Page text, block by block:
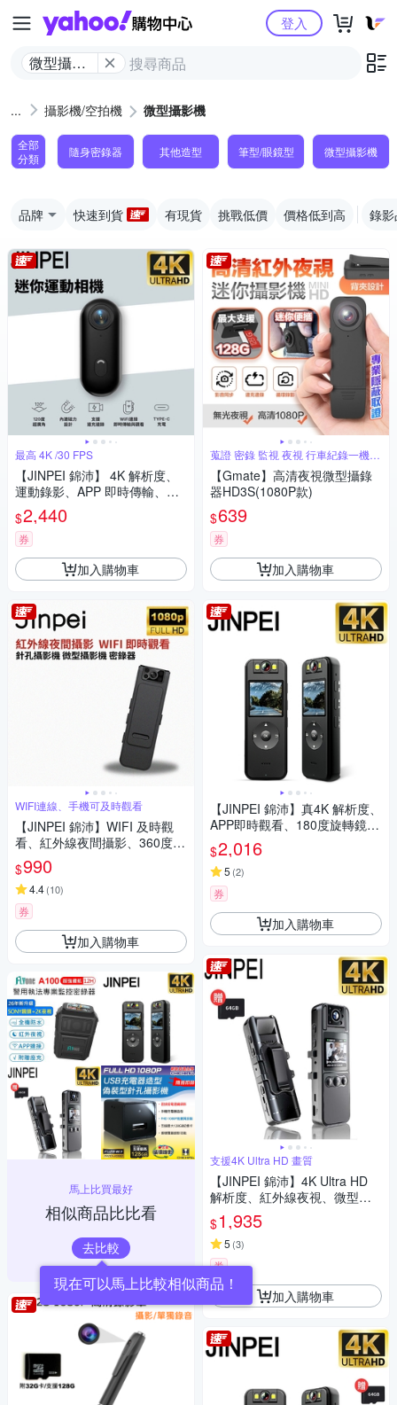
Yahoo購物中心
微型攝影
登入
攝影機/空拍機 微型攝影機
全部
分類
隨身密錄器 其他造型 筆型/眼鏡型 微型攝影機
品牌 快速到貨 有現貨 挑戰低價 價格低到高 錄
最高 4K /30 FPS
【JINPEI 錦沛】 4K 解析度、
運動錄影、APP 即時傳輸、自
行車 機車錄影、微型、寵物攝
影機（贈64GB）JS-10B
$2,440
券
加入購物車
WIFI連線、手機可及時觀看
【JINPEI 錦沛】WIFI 及時觀
看、紅外線夜間攝影、360度旋
轉鏡頭、針孔攝影機 微型攝影
機 密錄器JS-05B-2
$990
4.4(10)
券
加入購物車
馬上比買最好
相似商品比比看
去比較
現在可以馬上比較相似商品！
蒐證 密錄 監視 夜視 行車紀錄一機搞
定
【Gmate】高清夜視微型攝錄
器HD3S(1080P款)
$639
券
加入購物車
【JINPEI 錦沛】真4K 解析度、
APP即時觀看、180度旋轉鏡
頭、自行車錄影、針孔攝影機
微型攝影機密錄器
$2,016
5 (2)
券
加入購物車
支援4K Ultra HD 畫質
【JINPEI 錦沛】4K Ultra HD
解析度、紅外線夜視、微型攝
影機 、密錄器、自行車 機車行
車紀錄 (贈64GB) JS-06B-2
$1,935
5 (3)
券
加入購物車